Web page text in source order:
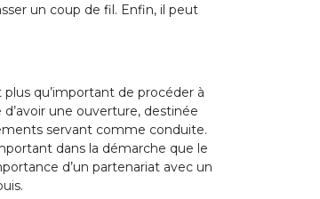
un coup de fil. Enfin, il peut
plus qu’important de procéder à
une ouverture, destinée
servant comme conduite.
dans la démarche que le
d’un partenariat avec un